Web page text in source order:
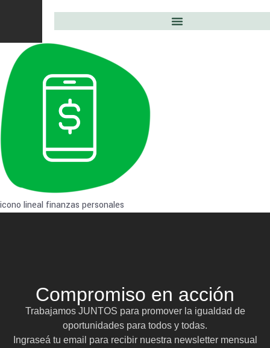
icono lineal finanzas personales
Compromiso en acción
Trabajamos JUNTOS para promover la igualdad de
oportunidades para todos y todas.
Ingraseá tu email para recibir nuestra newsletter mensual